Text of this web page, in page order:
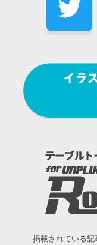
掲載されている記